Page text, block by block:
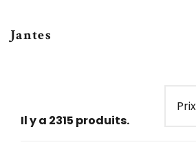
Jantes
Il y a 2315 produits.